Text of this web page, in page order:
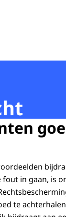
in gaan, is
te